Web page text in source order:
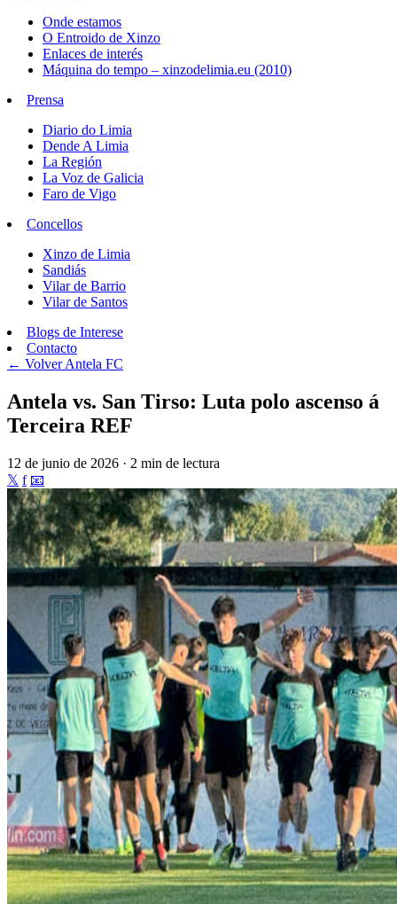
Onde estamos
O Entroido de Xinzo
Enlaces de interés
Máquina do tempo – xinzodelimia.eu (2010)
Prensa
Diario do Limia
Dende A Limia
La Región
La Voz de Galicia
Faro de Vigo
Concellos
Xinzo de Limia
Sandiás
Vilar de Barrio
Vilar de Santos
Blogs de Interese
Contacto
← VolverAntela FC
Antela vs. San Tirso: Luta polo ascenso á
Terceira REF
12 de junio de 2026 · 2 min de lectura
𝕏 f 📧